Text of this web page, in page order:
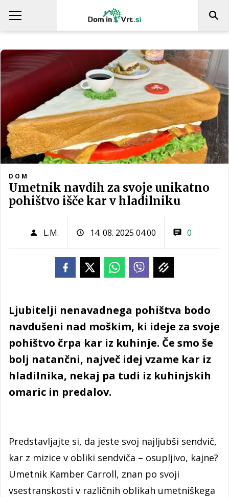
DOM
Umetnik navdih za svoje unikatno
pohištvo išče kar v hladilniku
L.M. 14. 08. 2025 04.00 0
Ljubitelji nenavadnega pohištva bodo
navdušeni nad moškim, ki ideje za svoje
pohištvo črpa kar iz kuhinje. Če smo še
bolj natančni, največ idej vzame kar iz
hladilnika, nekaj pa tudi iz kuhinjskih
omaric in predalov.
Predstavljajte si, da jeste svoj najljubši sendvič,
kar z mizice v obliki sendviča – osupljivo, kajne?
Umetnik Kamber Carroll, znan po svoji
vsestranskosti v različnih oblikah umetniškega